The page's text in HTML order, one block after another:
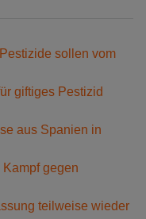
sollen vom
giftiges Pestizid
aus Spanien in
gegen
teilweise wieder